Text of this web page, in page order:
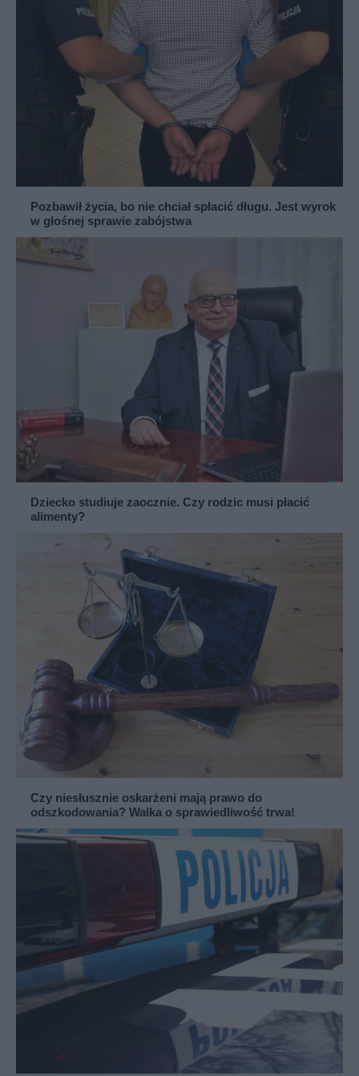
Pozbawił życia, bo nie chciał spłacić długu. Jest wyrok
w głośnej sprawie zabójstwa
Dziecko studiuje zaocznie. Czy rodzic musi płacić
alimenty?
Czy niesłusznie oskarżeni mają prawo do
odszkodowania? Walka o sprawiedliwość trwa!